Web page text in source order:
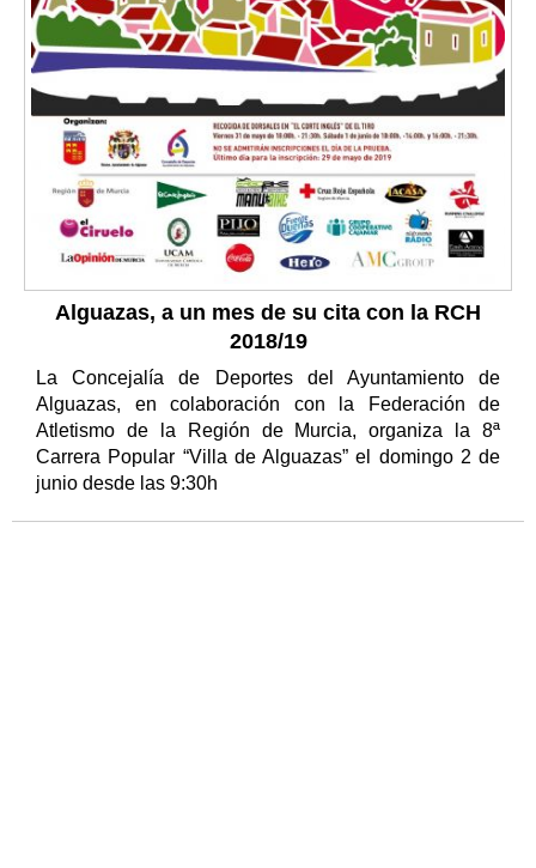
Alguazas, a un mes de su cita con la RCH
2018/19
La Concejalía de Deportes del Ayuntamiento de
Alguazas, en colaboración con la Federación de
Atletismo de la Región de Murcia, organiza la 8ª
Carrera Popular “Villa de Alguazas” el domingo 2 de
junio desde las 9:30h